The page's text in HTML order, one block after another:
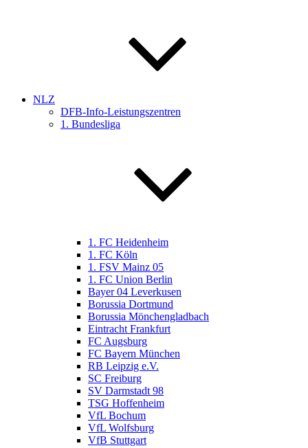
NLZ
DFB-Info-Leistungszentren
1. Bundesliga
1. FC Heidenheim
1. FC Köln
1. FSV Mainz 05
1. FC Union Berlin
Bayer 04 Leverkusen
Borussia Dortmund
Borussia Mönchengladbach
Eintracht Frankfurt
FC Augsburg
FC Bayern München
RB Leipzig e.V.
SC Freiburg
SV Darmstadt 98
TSG Hoffenheim
VfL Bochum
VfL Wolfsburg
VfB Stuttgart